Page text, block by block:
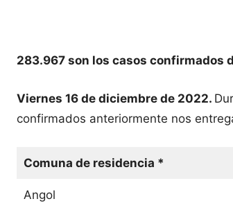
283.967 son los casos confirmados
Viernes 16 de diciembre de 2022.
confirmados anteriormente nos
Comuna de residencia *
Angol